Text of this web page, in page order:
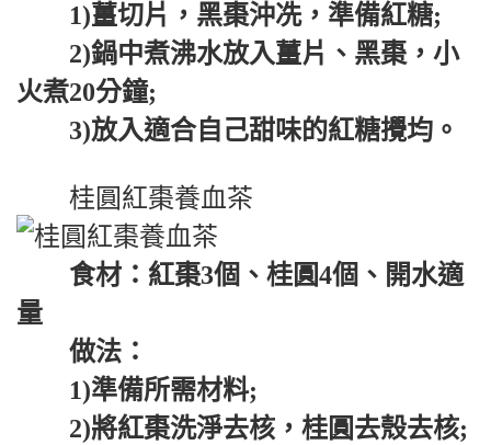
1)薑切片，黑棗沖冼，準備紅糖;
2)鍋中煮沸水放入薑片、黑棗，小
火煮20分鐘;
3)放入適合自己甜味的紅糖攪均。
桂圓紅棗養血茶
食材：紅棗3個、桂圓4個、開水適
量
做法：
1)準備所需材料;
2)將紅棗洗淨去核，桂圓去殼去核;